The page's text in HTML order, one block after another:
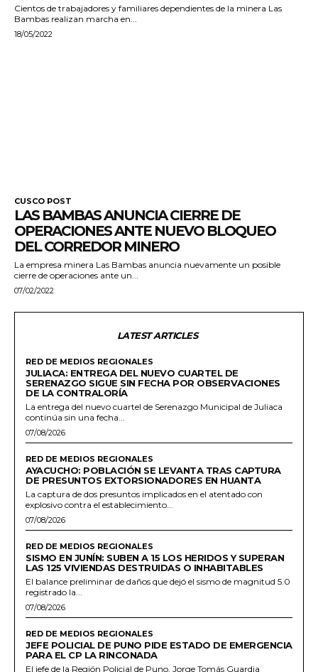
Cientos de trabajadores y familiares dependientes de la minera Las
Bambas realizan marcha en...
18/05/2022
CUSCO POST
LAS BAMBAS ANUNCIA CIERRE DE
OPERACIONES ANTE NUEVO BLOQUEO
DEL CORREDOR MINERO
La empresa minera Las Bambas anuncia nuevamente un posible
cierre de operaciones ante un...
07/02/2022
LATEST ARTICLES
RED DE MEDIOS REGIONALES
JULIACA: ENTREGA DEL NUEVO CUARTEL DE
SERENAZGO SIGUE SIN FECHA POR OBSERVACIONES
DE LA CONTRALORÍA
La entrega del nuevo cuartel de Serenazgo Municipal de Juliaca
continúa sin una fecha...
07/08/2026
RED DE MEDIOS REGIONALES
AYACUCHO: POBLACIÓN SE LEVANTA TRAS CAPTURA
DE PRESUNTOS EXTORSIONADORES EN HUANTA
La captura de dos presuntos implicados en el atentado con
explosivo contra el establecimiento...
07/08/2026
RED DE MEDIOS REGIONALES
SISMO EN JUNÍN: SUBEN A 15 LOS HERIDOS Y SUPERAN
LAS 125 VIVIENDAS DESTRUIDAS O INHABITABLES
El balance preliminar de daños que dejó el sismo de magnitud 5.0
registrado la...
07/08/2026
RED DE MEDIOS REGIONALES
JEFE POLICIAL DE PUNO PIDE ESTADO DE EMERGENCIA
PARA EL CP LA RINCONADA
El jefe de la Región Policial de Puno, Jorge Tomás Guardia